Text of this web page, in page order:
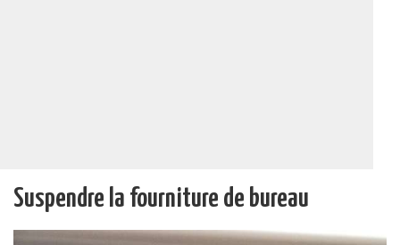
Suspendre la fourniture de bureau